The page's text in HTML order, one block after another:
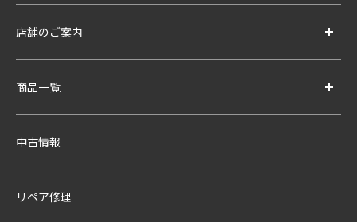
店舗のご案内
商品一覧
中古情報
リペア修理